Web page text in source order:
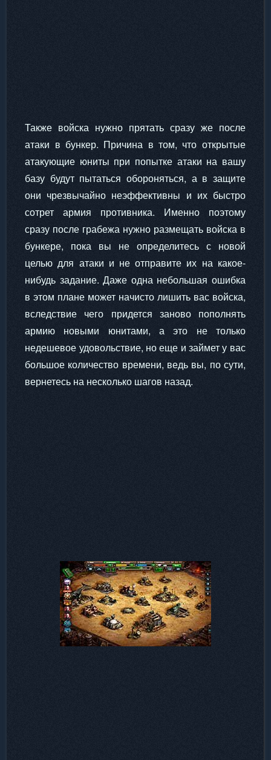
Также войска нужно прятать сразу же после
атаки в бункер. Причина в том, что открытые
атакующие юниты при попытке атаки на вашу
базу будут пытаться обороняться, а в защите
они чрезвычайно неэффективны и их быстро
сотрет армия противника. Именно поэтому
сразу после грабежа нужно размещать войска в
бункере, пока вы не определитесь с новой
целью для атаки и не отправите их на какое-
нибудь задание. Даже одна небольшая ошибка
в этом плане может начисто лишить вас войска,
вследствие чего придется заново пополнять
армию новыми юнитами, а это не только
недешевое удовольствие, но еще и займет у вас
большое количество времени, ведь вы, по сути,
вернетесь на несколько шагов назад.